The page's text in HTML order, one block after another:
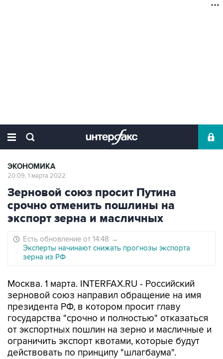
ЭКОНОМИКА
20:09, 1 марта 2022
Зерновой союз просит Путина
срочно отменить пошлины на
экспорт зерна и масличных
Есть обновление от 14:48 →
Эксперты начинают снижать прогнозы экспорта
зерна из РФ
Москва. 1 марта. INTERFAX.RU - Российский
зерновой союз направил обращение на имя
президента РФ, в котором просит главу
государства "срочно и полностью" отказаться
от экспортных пошлин на зерно и масличные и
ограничить экспорт квотами, которые будут
действовать по принципу "шлагбаума".